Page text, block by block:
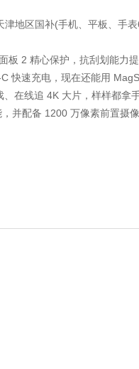
地区国补(手机、平板、手
板 2 精心保护，抗刮划能力
快速充电，现在还能用
在线追 4K 大片，样样都拿
并配备 1200 万像素前置摄